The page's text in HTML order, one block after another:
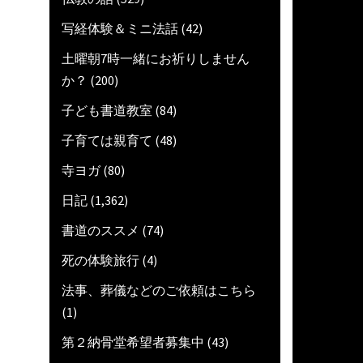
写経体験＆ミニ法話 (42)
土曜朝7時一緒にお祈りしません
か？ (200)
子ども書道教室 (84)
子育ては親育て (48)
寺ヨガ(80)
日記 (1,362)
書道のススメ (74)
死の体験旅行 (4)
法事、葬儀などのご依頼はこちら
(1)
第２納骨堂希望者募集中 (43)